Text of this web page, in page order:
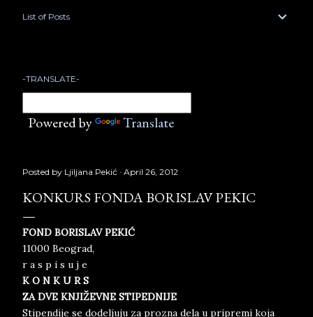
List of Posts
-TRANSLATE-
Powered by Translate
Posted by Ljiljana Pekić April 26, 2012
KONKURS FONDA BORISLAV PEKIC
FOND BORISLAV PEKIĆ
11000 Beograd,
r a s p i s u j e
K O N K U R S
ZA DVE KNJIŽEVNE STIPEDNIJE
Stipendije se dodeljuju za prozna dela u pripremi koja